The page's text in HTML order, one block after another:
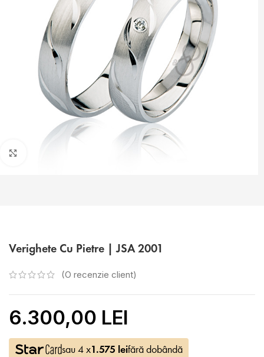
Verighete Cu Pietre | JSA 2001
(O recenzie client)
6.300,00 LEI
sau 4 x1.575 leifără dobândă